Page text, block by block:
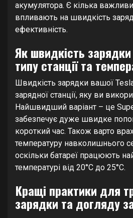
акумулятора. Є кілька
впливають на швидкість
ефективність.
Як швидкість
типу станції та
Швидкість зарядки вашої
зарядної станції, яку ви
Найшвидший варіант – це
забезпечує дуже швидке
короткий час. Також варто
температуру навколишнього
оскільки батареї працюють
температурі від 20°C до 25°C.
Кращі практики для
зарядки та догляду